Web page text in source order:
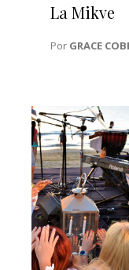
La Mikve
Por GRACE